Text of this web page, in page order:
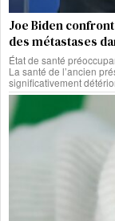
Joe Biden
des métastases
État de santé
La santé de l’ancien
significativement